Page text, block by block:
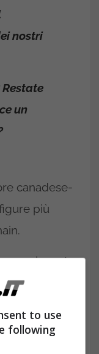
nostri
un
canadese-
più
tecnologico,
EthSuisse
ha
to use
following